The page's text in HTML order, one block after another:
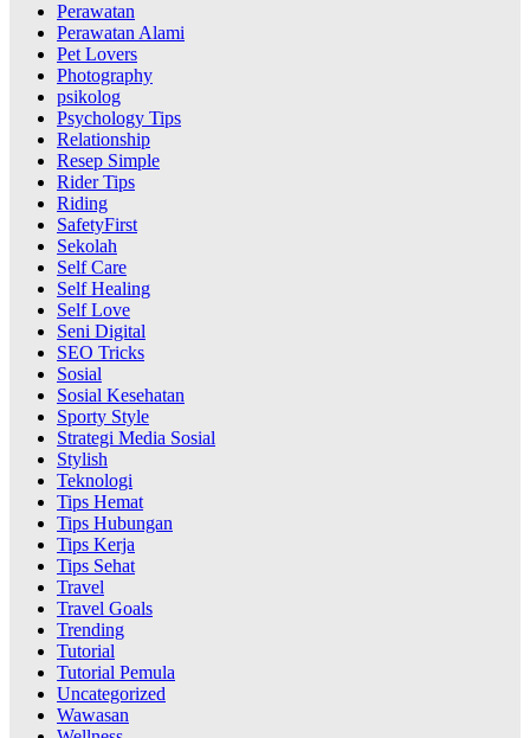
Perawatan
Perawatan Alami
Pet Lovers
Photography
psikolog
Psychology Tips
Relationship
Resep Simple
Rider Tips
Riding
SafetyFirst
Sekolah
Self Care
Self Healing
Self Love
Seni Digital
SEO Tricks
Sosial
Sosial Kesehatan
Sporty Style
Strategi Media Sosial
Stylish
Teknologi
Tips Hemat
Tips Hubungan
Tips Kerja
Tips Sehat
Travel
Travel Goals
Trending
Tutorial
Tutorial Pemula
Uncategorized
Wawasan